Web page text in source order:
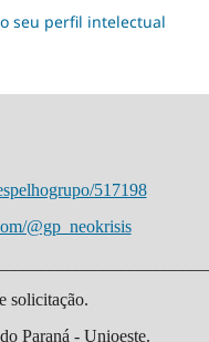
seu perfil intelectual
517198
@gp_neokrisis
solicitação.
Paraná - Unioeste.